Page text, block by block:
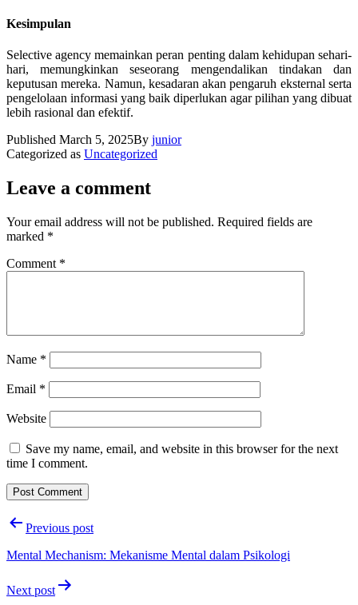
Kesimpulan
Selective agency memainkan peran penting dalam kehidupan sehari-
hari, memungkinkan seseorang mengendalikan tindakan dan
keputusan mereka. Namun, kesadaran akan pengaruh eksternal serta
pengelolaan informasi yang baik diperlukan agar pilihan yang dibuat
lebih rasional dan efektif.
Published March 5, 2025By junior
Categorized as Uncategorized
Leave a comment
Your email address will not be published. Required fields are
marked *
Comment *
Name *
Email *
Website
Save my name, email, and website in this browser for the next
time I comment.
PostPrevious post
Mental Mechanism: Mekanisme Mental dalam Psikologi
Next post